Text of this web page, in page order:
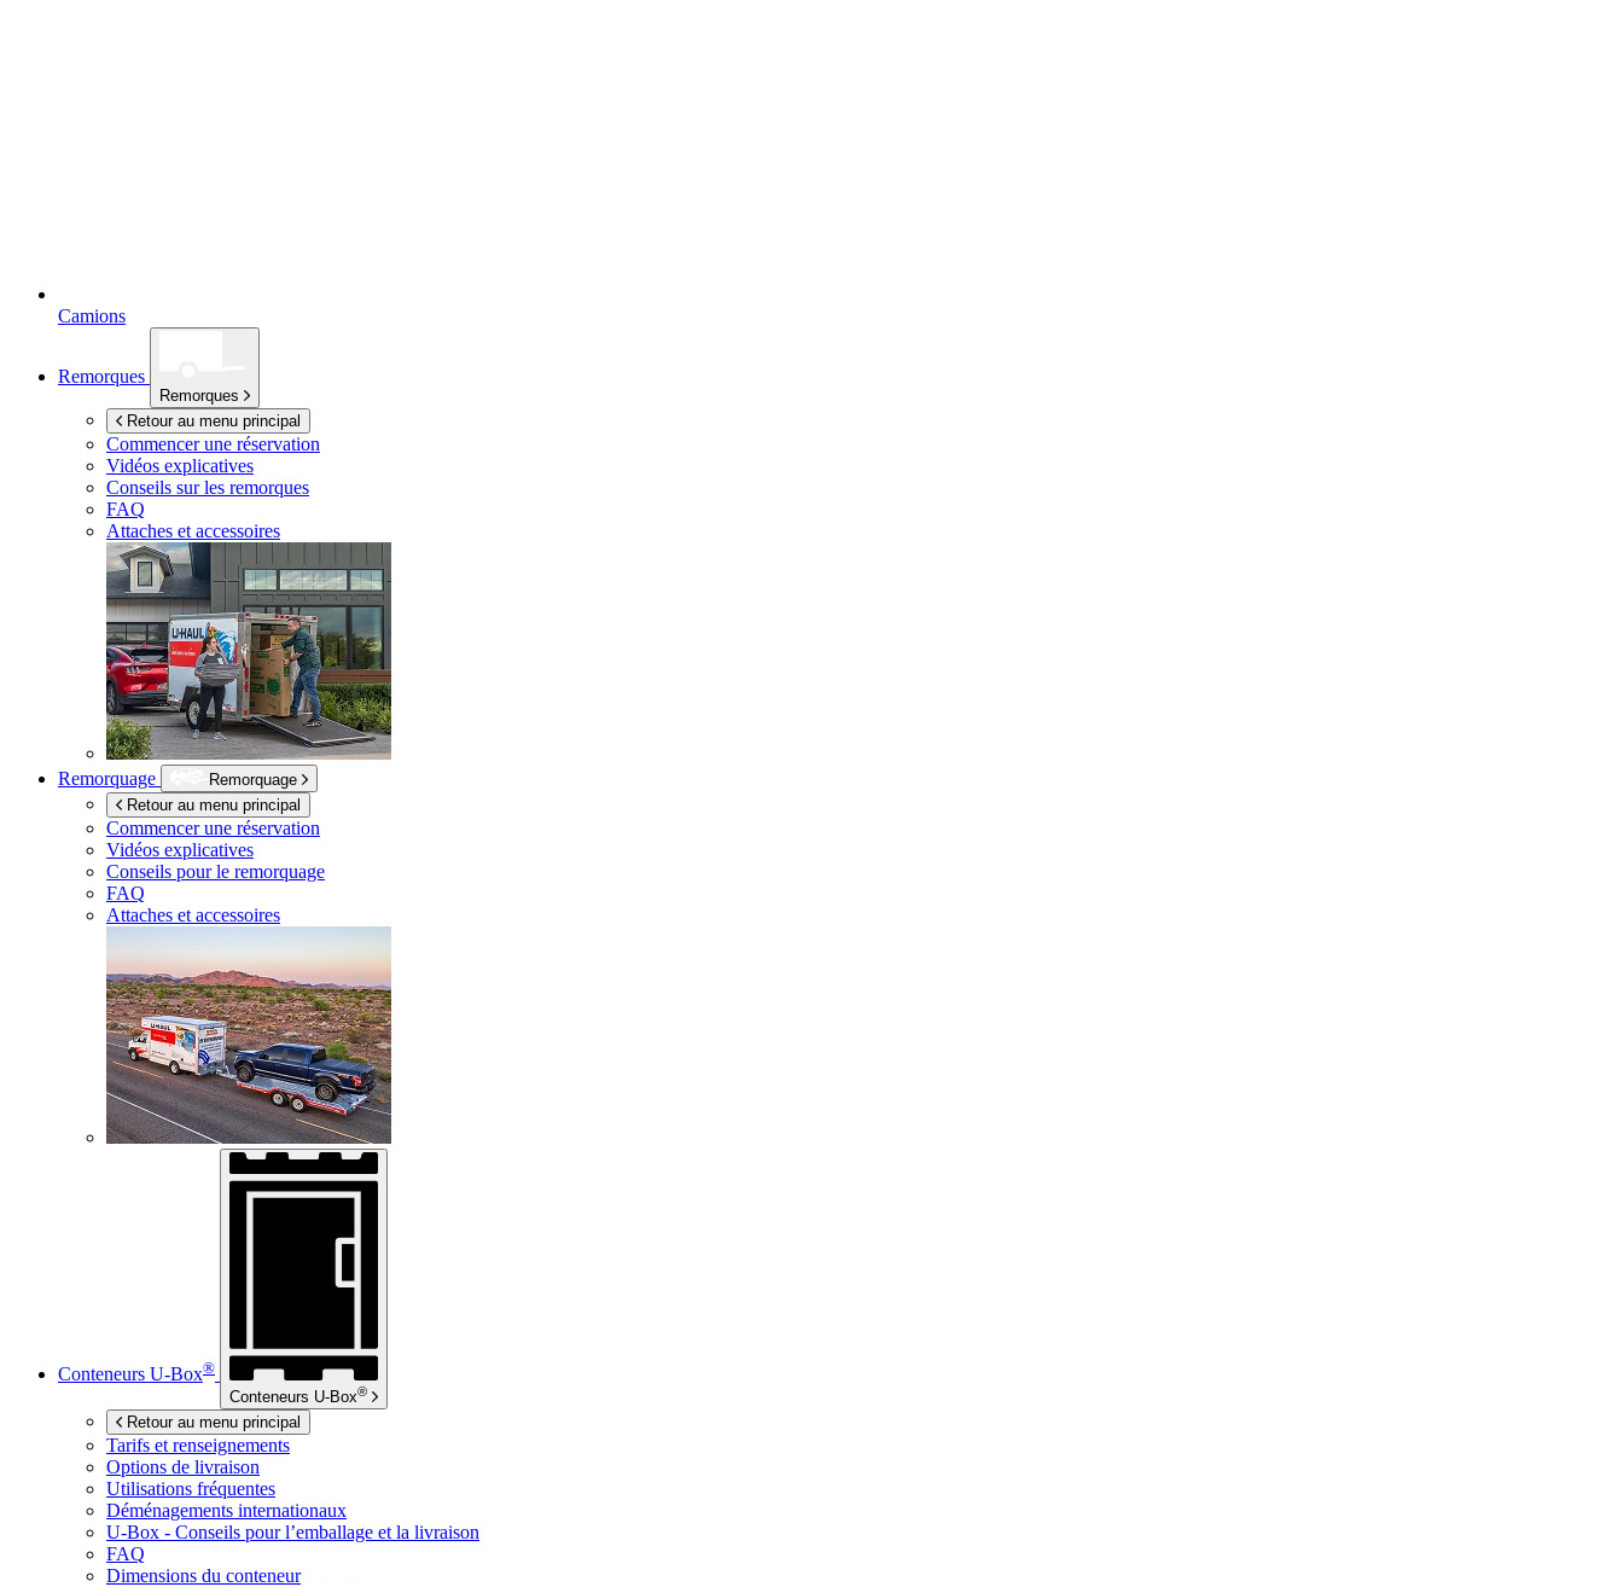
Camions
Remorques
Remorques
Retour au menu principal
Commencer une réservation
Vidéos explicatives
Conseils sur les remorques
FAQ
Attaches et accessoires
Remorquage
Remorquage
Retour au menu principal
Commencer une réservation
Vidéos explicatives
Conseils pour le remorquage
FAQ
Attaches et accessoires
Conteneurs U-Box®
Conteneurs U-Box®
Retour au menu principal
Tarifs et renseignements
Options de livraison
Utilisations fréquentes
Déménagements internationaux
U-Box - Conseils pour l’emballage et la livraison
FAQ
Dimensions du conteneur